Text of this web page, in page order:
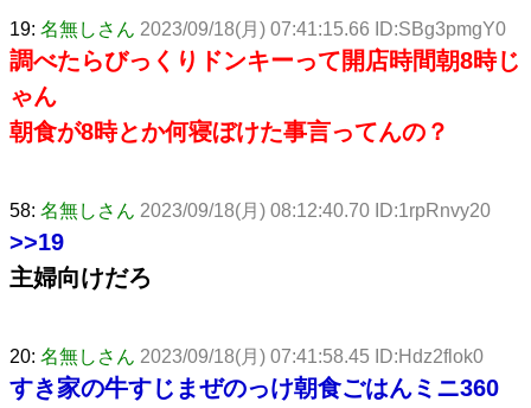
19: 名無しさん 2023/09/18(月) 07:41:15.66 ID:SBg3pmgY0
調べたらびっくりドンキーって開店時間朝8時じ
ゃん
朝食が8時とか何寝ぼけた事言ってんの？
58: 名無しさん 2023/09/18(月) 08:12:40.70 ID:1rpRnvy20
>>19
主婦向けだろ
20: 名無しさん 2023/09/18(月) 07:41:58.45 ID:Hdz2flok0
すき家の牛すじまぜのっけ朝食ごはんミニ360